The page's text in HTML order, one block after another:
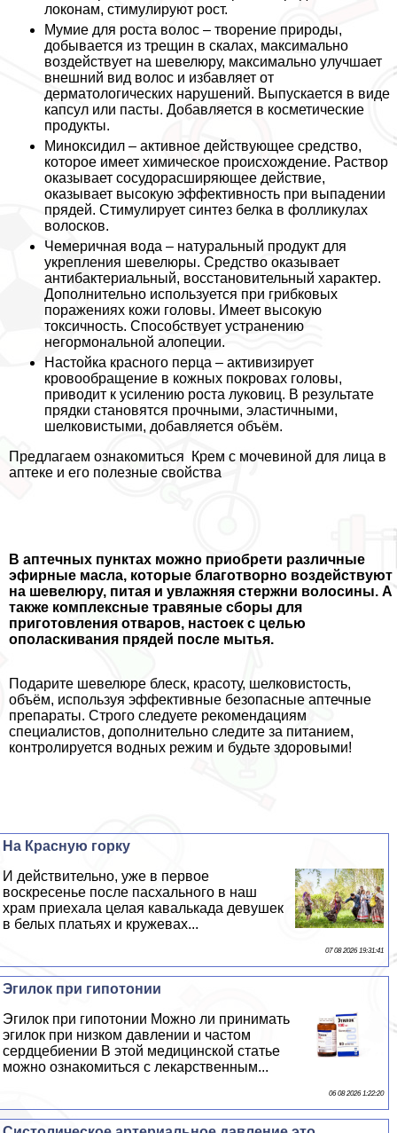
локонам, стимулируют рост.
Мумие для роста волос – творение природы,
добывается из трещин в скалах, максимально
воздействует на шевелюру, максимально улучшает
внешний вид волос и избавляет от
дерматологических нарушений. Выпускается в виде
капсул или пасты. Добавляется в косметические
продукты.
Миноксидил – активное действующее средство,
которое имеет химическое происхождение. Раствор
оказывает сосудорасширяющее действие,
оказывает высокую эффективность при выпадении
прядей. Стимулирует синтез белка в фолликулах
волосков.
Чемеричная вода – натуральный продукт для
укрепления шевелюры. Средство оказывает
антибактериальный, восстановительный хаpaктер.
Дополнительно используется при грибковых
поражениях кожи головы. Имеет высокую
токсичность. Способствует устранению
негормональной алопеции.
Настойка красного перца – активизирует
кровообращение в кожных покровах головы,
приводит к усилению роста луковиц. В результате
прядки становятся прочными, эластичными,
шелковистыми, добавляется объём.
Предлагаем ознакомиться
Крем с мочевиной для лица в
аптеке и его полезные свойства
В аптечных пунктах можно приобрети различные
эфирные масла, которые благотворно воздействуют
на шевелюру, питая и увлажняя стержни волосины. А
также комплексные травяные сборы для
приготовления отваров, настоек с целью
ополаскивания прядей после мытья.
Подарите шевелюре блеск, красоту, шелковистость,
объём, используя эффективные безопасные аптечные
препараты. Строго следуете рекомендациям
специалистов, дополнительно следите за питанием,
контролируется водных режим и будьте здоровыми!
На Красную горку
И действительно, уже в первое
воскресенье после пасхального в наш
храм приехала целая кавалькада дeвyшек
в белых платьях и кружевах...
07 08 2026 19:31:41
Эгилок при гипотонии
Эгилок при гипотонии Можно ли принимать
эгилок при низком давлении и частом
сердцебиении В этой медицинской статье
можно ознакомиться с лекарственным...
06 08 2026 1:22:20